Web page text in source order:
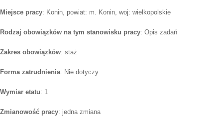
Miejsce pracy: Konin, powiat: m. Konin, woj: wielkopolskie
Rodzaj obowiązków na tym stanowisku pracy: Opis zadań
Zakres obowiązków: staż
Forma zatrudnienia: Nie dotyczy
Wymiar etatu: 1
Zmianowość pracy: jedna zmiana